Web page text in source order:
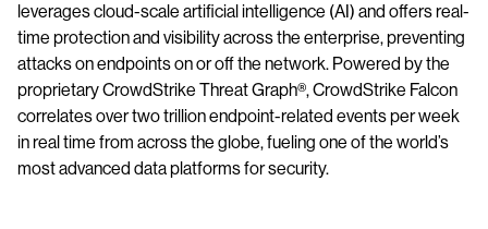
leverages cloud-scale artificial intelligence (AI) and offers real-
time protection and visibility across the enterprise, preventing
attacks on endpoints on or off the network. Powered by the
proprietary CrowdStrike Threat Graph®, CrowdStrike Falcon
correlates over two trillion endpoint-related events per week
in real time from across the globe, fueling one of the world’s
most advanced data platforms for security.